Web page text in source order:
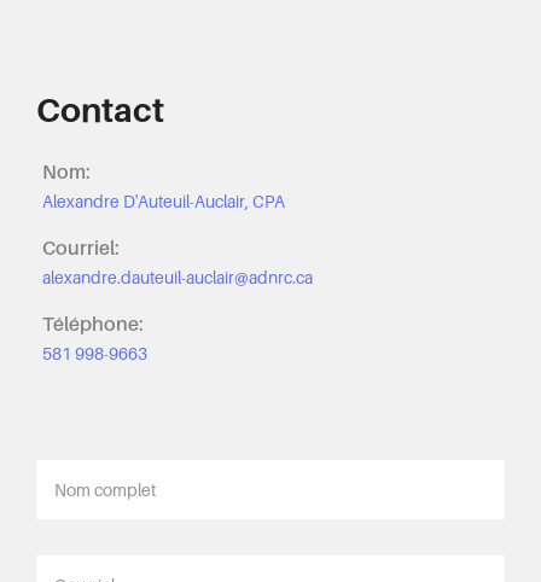
Contact
Nom:
Alexandre D'Auteuil-Auclair, CPA
Courriel:
alexandre.dauteuil-auclair@adnrc.ca
Téléphone:
581 998-9663